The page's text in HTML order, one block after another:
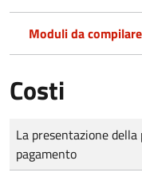
Moduli da
Costi
Tipo di pagamento
Importo
La presentazione
pagamento